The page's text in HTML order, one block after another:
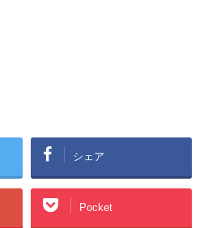
シェア
Pocket